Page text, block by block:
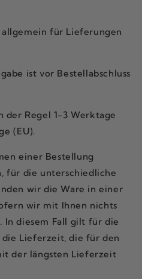
für Lieferungen
ist vor Bestellabschluss
der Regel 1-3 Werktage
(EU).
einer Bestellung
für die unterschiedliche
wir die Ware in einer
wir mit Ihnen nichts
In diesem Fall gilt für die
die Lieferzeit, die für den
der längsten Lieferzeit